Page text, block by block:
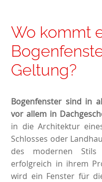
Wo kommt
Geltung?
Bogenfenster sind in
vor allem in
in die Architektur
Schlosses oder
des modernen Stils
erfolgreich in ihrem
wird ein Fenster für